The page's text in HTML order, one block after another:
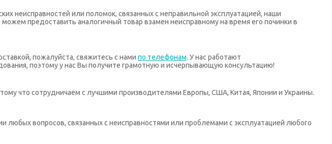
неисправностей или поломок, связанных с неправильной эксплуатацией, наши
предоставить аналогичный товар взамен неисправному на время его починки в
пожалуйста, свяжитесь с нами по телефонам. У нас работают
поэтому у нас Вы получите грамотную и исчерпывающую консультацию!
что сотрудничаем с лучшими производителями Европы, США, Китая, Японии и Украины.
любых вопросов, связанных с неисправностями или проблемами с эксплуатацией любого